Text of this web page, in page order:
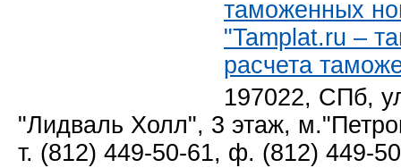
таможенных
"Tamplat.ru –
расчета
197022, СПб,
"Лидваль Холл", 3 этаж,
т. (812) 449-50-61, ф. (812) 449-